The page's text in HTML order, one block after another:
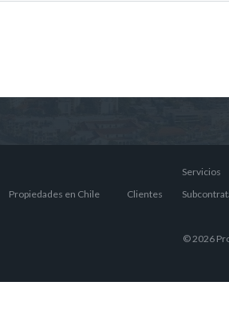
Propiedades en Chile Clientes
Servicios
© 2026